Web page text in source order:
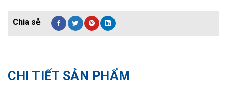
CHI TIẾT SẢN PHẨM